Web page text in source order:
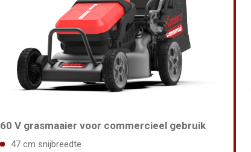
60 V grasmaaier voor commercieel gebruik
47 cm snijbreedte